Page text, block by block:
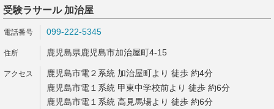
受験ラサール 加治屋
099-222-5345
鹿児島県鹿児島市加治屋町4-15
鹿児島市電２系統 加治屋町より 徒歩 約4分
鹿児島市電１系統 甲東中学校前より 徒歩 約6分
鹿児島市電１系統 高見馬場より 徒歩 約6分